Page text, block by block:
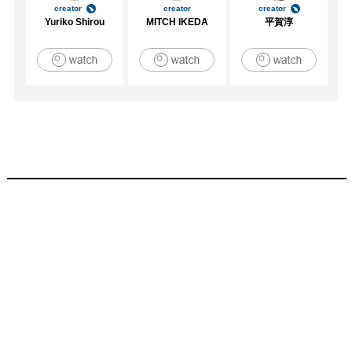
creator
Yuriko Shirou
creator
MITCH IKEDA
creator
平賀淳